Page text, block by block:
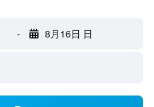
- 8月16日 日